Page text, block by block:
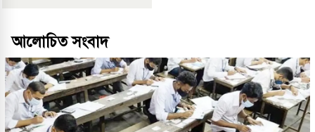
আলোচিত সংবাদ